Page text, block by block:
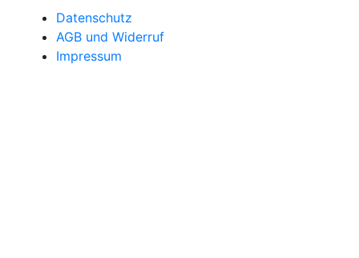
Datenschutz
AGB und Widerruf
Impressum